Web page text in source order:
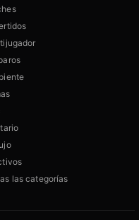
las categorías